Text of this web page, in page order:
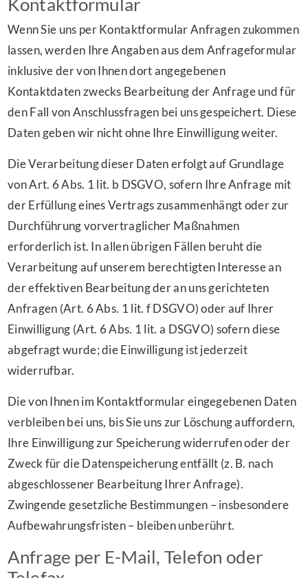
Wenn Sie uns per Kontaktformular Anfragen zukommen
lassen, werden Ihre Angaben aus dem Anfrageformular
inklusive der von Ihnen dort angegebenen
Kontaktdaten zwecks Bearbeitung der Anfrage und für
den Fall von Anschlussfragen bei uns gespeichert. Diese
Daten geben wir nicht ohne Ihre Einwilligung weiter.
Die Verarbeitung dieser Daten erfolgt auf Grundlage
von Art. 6 Abs. 1 lit. b DSGVO, sofern Ihre Anfrage mit
der Erfüllung eines Vertrags zusammenhängt oder zur
Durchführung vorvertraglicher Maßnahmen
erforderlich ist. In allen übrigen Fällen beruht die
Verarbeitung auf unserem berechtigten Interesse an
der effektiven Bearbeitung der an uns gerichteten
Anfragen (Art. 6 Abs. 1 lit. f DSGVO) oder auf Ihrer
Einwilligung (Art. 6 Abs. 1 lit. a DSGVO) sofern diese
abgefragt wurde; die Einwilligung ist jederzeit
widerrufbar.
Die von Ihnen im Kontaktformular eingegebenen Daten
verbleiben bei uns, bis Sie uns zur Löschung auffordern,
Ihre Einwilligung zur Speicherung widerrufen oder der
Zweck für die Datenspeicherung entfällt (z. B. nach
abgeschlossener Bearbeitung Ihrer Anfrage).
Zwingende gesetzliche Bestimmungen – insbesondere
Aufbewahrungsfristen – bleiben unberührt.
Anfrage per E-Mail, Telefon oder